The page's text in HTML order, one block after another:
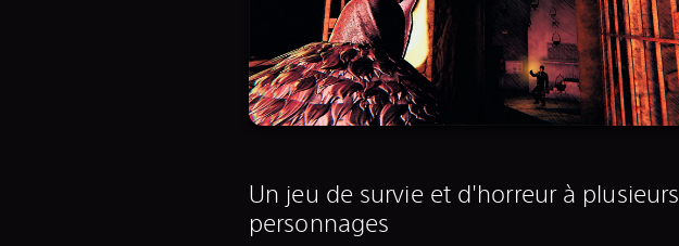
Un jeu de survie et d'horreur à plusieurs
personnages